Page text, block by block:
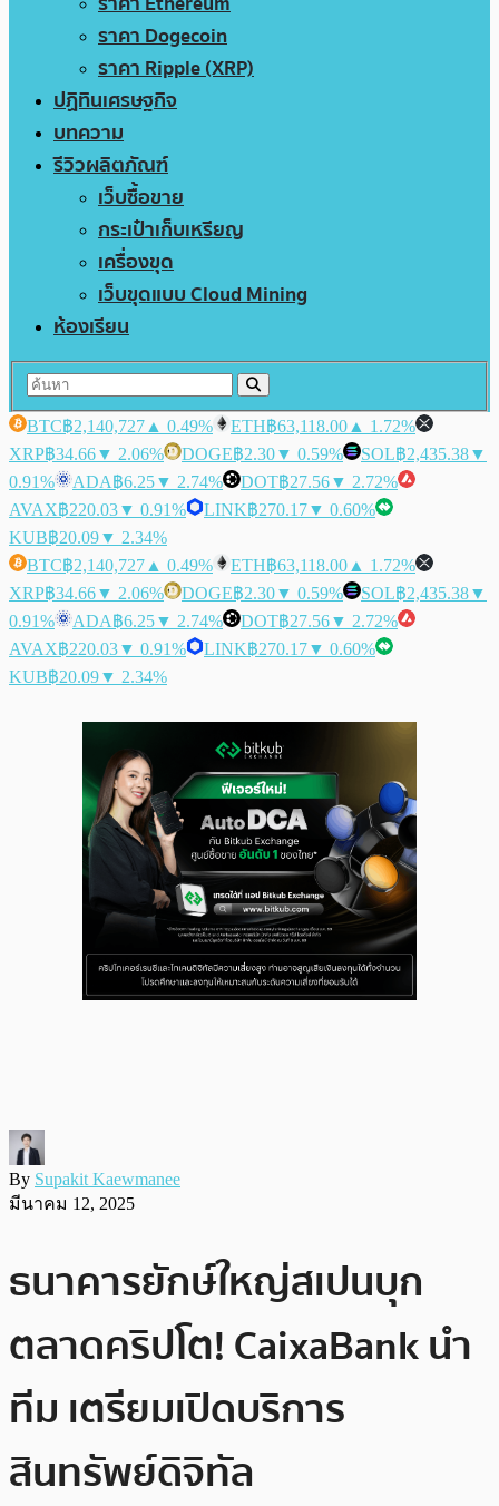
ราคา Dogecoin
ราคา Ripple (XRP)
ปฏิทินเศรษฐกิจ
บทความ
รีวิวผลิตภัณฑ์
เว็บซื้อขาย
กระเป๋าเก็บเหรียญ
เครื่องขุด
เว็บขุดแบบ Cloud Mining
ห้องเรียน
BTC฿2,140,727 ▲ 0.49% ETH฿63,118.00 ▲ 1.72%
XRP฿34.66▼ 2.06% DOGE฿2.30▼ 0.59% SOL฿2,435.38▼
0.91%
ADA฿6.25▼ 2.74% DOT฿27.56▼ 2.72%
AVAX฿220.03▼ 0.91% LINK฿270.17▼ 0.60%
KUB฿20.09▼ 2.34%
BTC฿2,140,727 ▲ 0.49% ETH฿63,118.00 ▲ 1.72%
XRP฿34.66▼ 2.06% DOGE฿2.30▼ 0.59% SOL฿2,435.38▼
0.91%
ADA฿6.25▼ 2.74% DOT฿27.56▼ 2.72%
AVAX฿220.03▼ 0.91% LINK฿270.17▼ 0.60%
KUB฿20.09▼ 2.34%
By Supakit Kaewmanee
มีนาคม 12, 2025
ธนาคารยักษ์ใหญ่สเปนบุก
ตลาดคริปโต! CaixaBank นำ
ทีม เตรียมเปิดบริการ
สินทรัพย์ดิจิทัล